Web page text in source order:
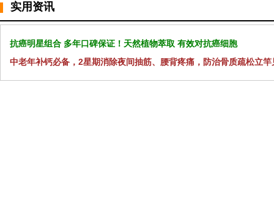
实用资讯
抗癌明星组合 多年口碑保证！天然植物萃取 有效对抗癌细胞
中老年补钙必备，2星期消除夜间抽筋、腰背疼痛，防治骨质疏松立竿